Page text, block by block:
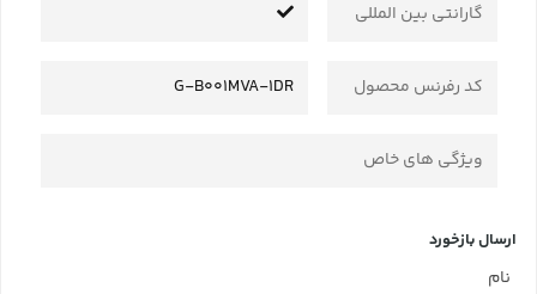
گارانتی بین المللی
کد رفرنس محصول G-B001MVA-1DR
ویژگی های خاص
ارسال بازخورد
نام